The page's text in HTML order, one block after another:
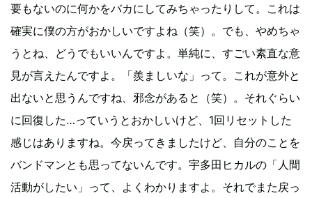
要もないのに何かをバカにしてみちゃったりして。これは
確実に僕の方がおかしいですよね（笑）。でも、やめちゃ
うとね、どうでもいいんですよ。単純に、すごい素直な意
見が言えたんですよ。「羨ましいな」って。これが意外と
出ないと思うんですね、邪念があると（笑）。それぐらい
に回復した…っていうとおかしいけど、1回リセットした
感じはありますね。今戻ってきましたけど、自分のことを
バンドマンとも思ってないんです。宇多田ヒカルの「人間
活動がしたい」って、よくわかりますよ。それでまた戻っ